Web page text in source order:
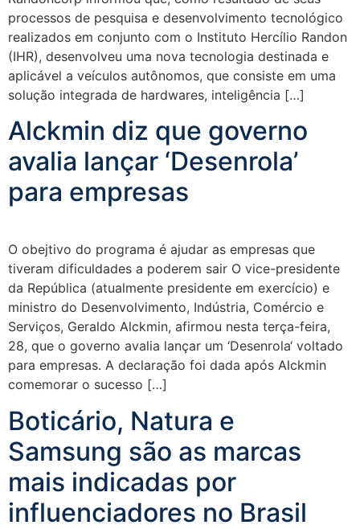
processos de pesquisa e desenvolvimento tecnológico
realizados em conjunto com o Instituto Hercílio Randon
(IHR), desenvolveu uma nova tecnologia destinada e
aplicável a veículos autônomos, que consiste em uma
solução integrada de hardwares, inteligência […]
Alckmin diz que governo
avalia lançar ‘Desenrola’
para empresas
O obejtivo do programa é ajudar as empresas que
tiveram dificuldades a poderem sair O vice-presidente
da República (atualmente presidente em exercício) e
ministro do Desenvolvimento, Indústria, Comércio e
Serviços, Geraldo Alckmin, afirmou nesta terça-feira,
28, que o governo avalia lançar um ‘Desenrola‘ voltado
para empresas. A declaração foi dada após Alckmin
comemorar o sucesso […]
Boticário, Natura e
Samsung são as marcas
mais indicadas por
influenciadores no Brasil